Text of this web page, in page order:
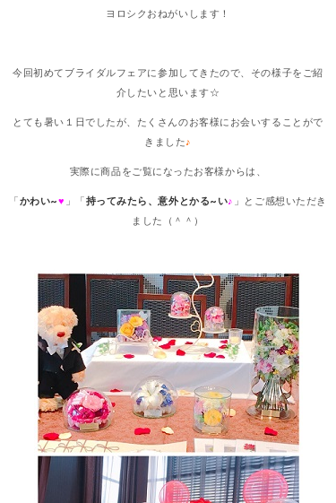
ヨロシクおねがいします！
今回初めてブライダルフェアに参加してきたので、その様子をご紹
介したいと思います☆
とても暑い１日でしたが、たくさんのお客様にお会いすることがで
きました♪
実際に商品をご覧になったお客様からは、
「かわい~♥ 」「持ってみたら、意外とかる~い♪ 」とご感想いただき
ました（＾＾）